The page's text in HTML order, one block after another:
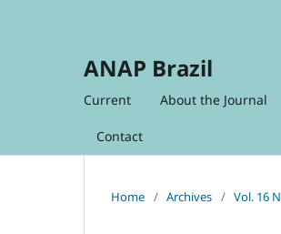
ANAP Brazil
Current About the Journal
Contact
Home / Archives / Vol. 16